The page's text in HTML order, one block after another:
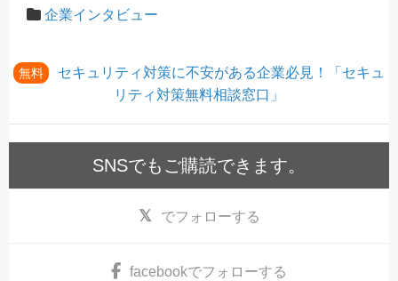
企業インタビュー
無料
セキュリティ対策に不安がある企業必見！「セキュ
リティ対策無料相談窓口」
SNSでもご購読できます。
でフォローする
facebookでフォローする